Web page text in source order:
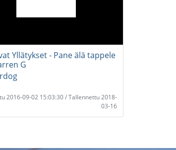
Yllätykset - Pane älä tappele
G
2016-09-02 15:03:30 / Tallennettu 2018-
03-16